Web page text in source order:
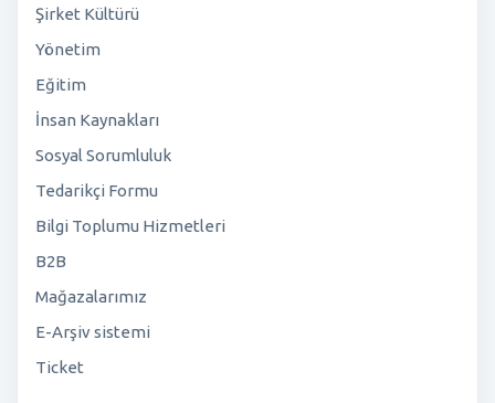
Şirket Kültürü
Yönetim
Eğitim
İnsan Kaynakları
Sosyal Sorumluluk
Tedarikçi Formu
Bilgi Toplumu Hizmetleri
B2B
Mağazalarımız
E-Arşiv sistemi
Ticket